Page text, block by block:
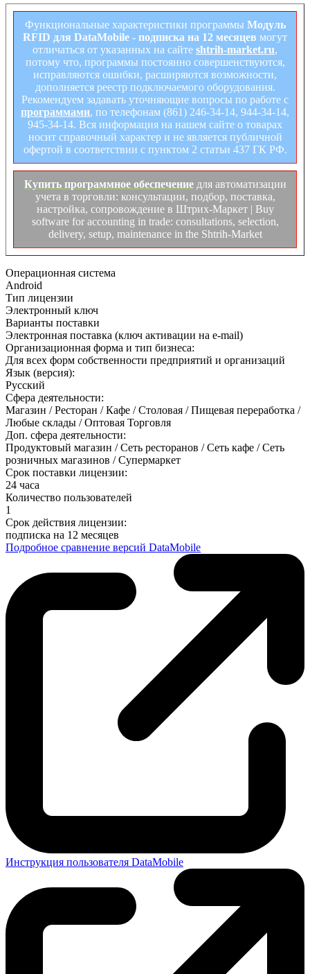
Функциональные характеристики программы Модуль
RFID для DataMobile - подписка на 12 месяцев могут
отличаться от указанных на сайте shtrih-market.ru,
потому что, программы постоянно совершенствуются,
исправляются ошибки, расширяются возможности,
дополняется реестр подключаемого оборудования.
Рекомендуем задавать уточняющие вопросы по работе с
программами, по телефонам (861) 246-34-14, 944-34-14,
945-34-14. Вся информация на нашем сайте о товарах
носит справочный характер и не является публичной
офертой в соответствии с пунктом 2 статьи 437 ГК РФ.
Купить программное обеспечениедля автоматизации
учета в торговли: консультации, подбор, поставка,
настройка, сопровождение в Штрих-Маркет | Buy
software for accounting in trade: consultations, selection,
delivery, setup, maintenance in the Shtrih-Market
Операционная система
Android
Тип лицензии
Электронный ключ
Варианты поставки
Электронная поставка (ключ активации на e-mail)
Организационная форма и тип бизнеса:
Для всех форм собственности предприятий и организаций
Язык (версия):
Русский
Сфера деятельности:
Магазин / Ресторан / Кафе / Столовая / Пищевая переработка /
Любые склады / Оптовая Торговля
Доп. сфера деятельности:
Продуктовый магазин / Сеть ресторанов / Сеть кафе / Сеть
розничных магазинов / Супермаркет
Срок поставки лицензии:
24 часа
Количество пользователей
1
Срок действия лицензии:
подписка на 12 месяцев
Подробное сравнение версий DataMobile
Инструкция пользователя DataMobile